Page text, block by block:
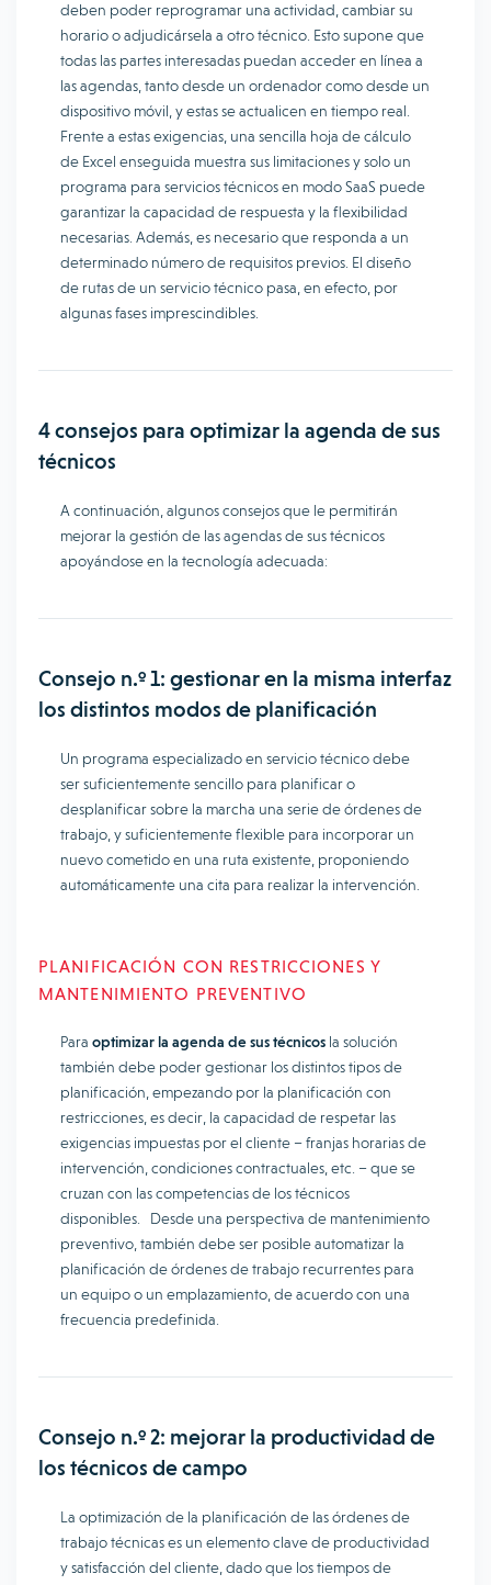
deben poder reprogramar una actividad, cambiar su
horario o adjudicársela a otro técnico. Esto supone que
todas las partes interesadas puedan acceder en línea a
las agendas, tanto desde un ordenador como desde un
dispositivo móvil, y estas se actualicen en tiempo real.
Frente a estas exigencias, una sencilla hoja de cálculo
de Excel enseguida muestra sus limitaciones y solo un
programa para servicios técnicos en modo SaaS puede
garantizar la capacidad de respuesta y la flexibilidad
necesarias. Además, es necesario que responda a un
determinado número de requisitos previos. El diseño
de rutas de un servicio técnico pasa, en efecto, por
algunas fases imprescindibles.
4 consejos para optimizar la agenda de sus
técnicos
A continuación, algunos consejos que le permitirán
mejorar la gestión de las agendas de sus técnicos
apoyándose en la tecnología adecuada:
Consejo n.º 1: gestionar en la misma interfaz
los distintos modos de planificación
Un programa especializado en servicio técnico debe
ser suficientemente sencillo para planificar o
desplanificar sobre la marcha una serie de órdenes de
trabajo, y suficientemente flexible para incorporar un
nuevo cometido en una ruta existente, proponiendo
automáticamente una cita para realizar la intervención.
PLANIFICACIÓN CON RESTRICCIONES Y
MANTENIMIENTO PREVENTIVO
Para optimizar la agenda de sus técnicos la solución
también debe poder gestionar los distintos tipos de
planificación, empezando por la planificación con
restricciones, es decir, la capacidad de respetar las
exigencias impuestas por el cliente – franjas horarias de
intervención, condiciones contractuales, etc. – que se
cruzan con las competencias de los técnicos
disponibles. Desde una perspectiva de mantenimiento
preventivo, también debe ser posible automatizar la
planificación de órdenes de trabajo recurrentes para
un equipo o un emplazamiento, de acuerdo con una
frecuencia predefinida.
Consejo n.º 2: mejorar la productividad de
los técnicos de campo
La optimización de la planificación de las órdenes de
trabajo técnicas es un elemento clave de productividad
y satisfacción del cliente, dado que los tiempos de